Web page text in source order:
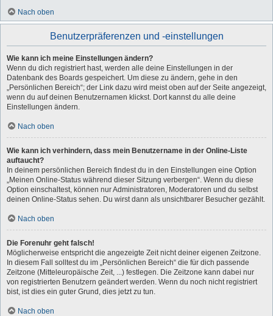
Nach oben
Benutzerpräferenzen und -einstellungen
Wie kann ich meine Einstellungen ändern?
Wenn du dich registriert hast, werden alle deine Einstellungen in der
Datenbank des Boards gespeichert. Um diese zu ändern, gehe in den
„Persönlichen Bereich“; der Link dazu wird meist oben auf der Seite angezeigt,
wenn du auf deinen Benutzernamen klickst. Dort kannst du alle deine
Einstellungen ändern.
Nach oben
Wie kann ich verhindern, dass mein Benutzername in der Online-Liste
auftaucht?
In deinem persönlichen Bereich findest du in den Einstellungen eine Option
„Meinen Online-Status während dieser Sitzung verbergen“. Wenn du diese
Option einschaltest, können nur Administratoren, Moderatoren und du selbst
deinen Online-Status sehen. Du wirst dann als unsichtbarer Besucher gezählt.
Nach oben
Die Forenuhr geht falsch!
Möglicherweise entspricht die angezeigte Zeit nicht deiner eigenen Zeitzone.
In diesem Fall solltest du im „Persönlichen Bereich“ die für dich passende
Zeitzone (Mitteleuropäische Zeit, ...) festlegen. Die Zeitzone kann dabei nur
von registrierten Benutzern geändert werden. Wenn du noch nicht registriert
bist, ist dies ein guter Grund, dies jetzt zu tun.
Nach oben